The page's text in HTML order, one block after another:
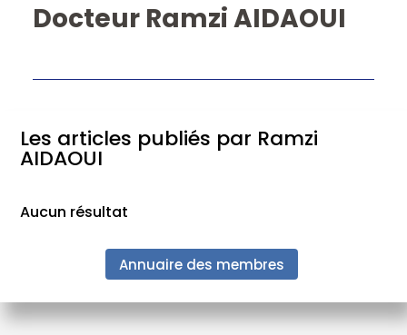
Docteur Ramzi AIDAOUI
Les articles publiés par Ramzi
AIDAOUI
Aucun résultat
Annuaire des membres